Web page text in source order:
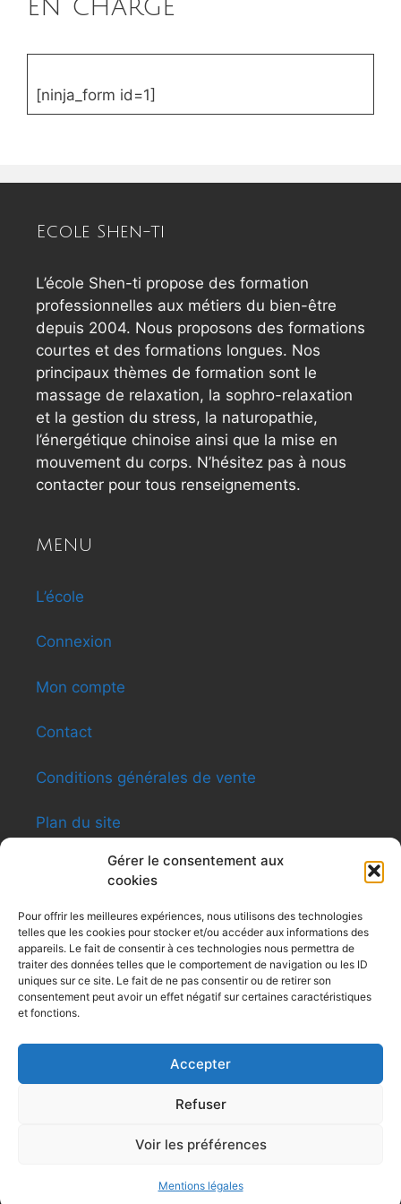
Gérer le consentement aux
cookies
Pour offrir les meilleures expériences, nous utilisons des technologies
telles que les cookies pour stocker et/ou accéder aux informations des
appareils. Le fait de consentir à ces technologies nous permettra de
traiter des données telles que le comportement de navigation ou les ID
uniques sur ce site. Le fait de ne pas consentir ou de retirer son
consentement peut avoir un effet négatif sur certaines caractéristiques
et fonctions.
Accepter
Refuser
Voir les préférences
Mentions légales
en charge
[ninja_form id=1]
Ecole Shen-ti
L’école Shen-ti propose des formation
professionnelles aux métiers du bien-être
depuis 2004. Nous proposons des formations
courtes et des formations longues. Nos
principaux thèmes de formation sont le
massage de relaxation, la sophro-relaxation
et la gestion du stress, la naturopathie,
l’énergétique chinoise ainsi que la mise en
mouvement du corps. N’hésitez pas à nous
contacter pour tous renseignements.
MENU
L’école
Connexion
Mon compte
Contact
Conditions générales de vente
Plan du site
INFORMATIONS
Shen-ti Caldas Formation
8, rue du Général Giraud – Apt12 – 31200
Toulouse
Siret : 479 494 031
contactshenti@yahoo.fr
|Protection des données personnelles